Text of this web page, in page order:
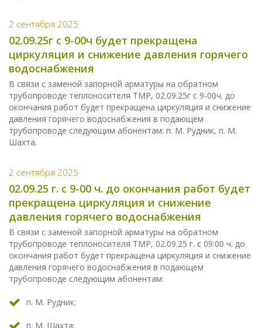
2 сентября 2025
02.09.25г с 9-00ч будет прекращена
циркуляция и снижение давления горячего
водоснабжения
В связи с заменой запорной арматуры на обратном
трубопроводе теплоносителя ТМР, 02.09.25г с 9-00ч. до
окончания работ будет прекращена циркуляция и снижение
давления горячего водоснабжения в подающем
трубопроводе следующим абонентам: п. М. Рудник, п. М.
Шахта.
2 сентября 2025
02.09.25 г. с 9-00 ч. до окончания работ будет
прекращена циркуляция и снижение
давления горячего водоснабжения
В связи с заменой запорной арматуры на обратном
трубопроводе теплоносителя ТМР, 02.09.25 г. с 09:00 ч. до
окончания работ будет прекращена циркуляция и снижение
давления горячего водоснабжения в подающем
трубопроводе следующим абонентам:
п. М. Рудник;
п. М. Шахта;